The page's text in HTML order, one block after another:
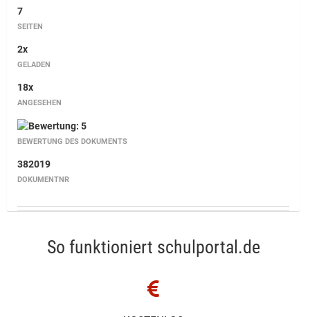
7
SEITEN
2x
GELADEN
18x
ANGESEHEN
BEWERTUNG DES DOKUMENTS
382019
DOKUMENTNR
So funktioniert schulportal.de